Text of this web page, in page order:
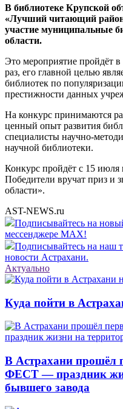
В библиотеке Крупской
«Лучший читающий
участие муниципальные
области.
Это мероприятие пройдёт
раз, его главной целью
библиотек по
престижности данных
На конкурс принимаются
ценный опыт развития
специалисты научно-
научной библиотеки.
Конкурс пройдёт с 15 июля
Победители вручат приз
области».
AST-NEWS.ru
Подписывайтесь на
мессенджере MAX!
Подписывайтесь на наш
новости Астрахани.
Актуально
Куда пойти в
В Астрахани прошёл
ФЕСТ — праздник
бывшего завода